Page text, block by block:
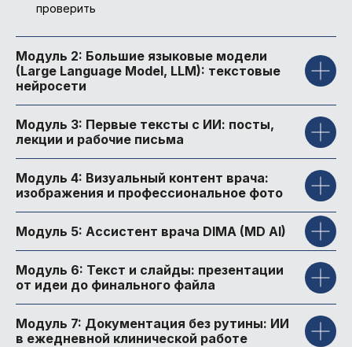
проверить
Модуль 2: Большие языковые модели
(Large Language Model, LLM): текстовые
нейросети
Модуль 3: Первые тексты с ИИ: посты,
лекции и рабочие письма
Модуль 4: Визуальный контент врача:
изображения и профессиональное фото
Модуль 5: Ассистент врача DIMA (MD AI)
Модуль 6: Текст и слайды: презентации
от идеи до финального файла
Модуль 7: Документация без рутины: ИИ
в ежедневной клинической работе